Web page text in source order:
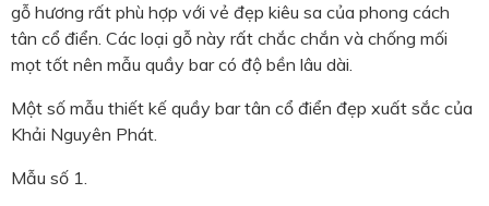
gỗ hương rất phù hợp với vẻ đẹp kiêu sa của phong cách
tân cổ điển. Các loại gỗ này rất chắc chắn và chống mối
mọt tốt nên mẫu quầy bar có độ bền lâu dài.
Một số mẫu thiết kế quầy bar tân cổ điển đẹp xuất sắc của
Khải Nguyên Phát.
Mẫu số 1.